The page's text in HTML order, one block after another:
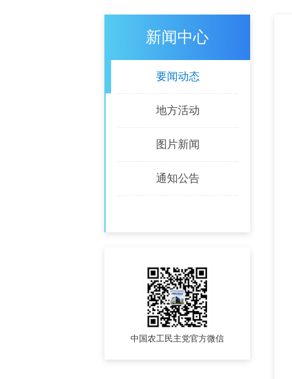
新闻中心
要闻动态
地方活动
图片新闻
通知公告
中国农工民主党官方微信